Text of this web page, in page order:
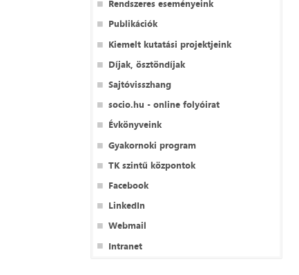
Rendszeres eseményeink
Publikációk
Kiemelt kutatási projektjeink
Díjak, ösztöndíjak
Sajtóvisszhang
socio.hu - online folyóirat
Évkönyveink
Gyakornoki program
TK szintű központok
Facebook
LinkedIn
Webmail
Intranet